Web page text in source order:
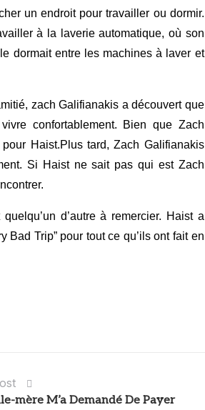
un endroit pour travailler ou dormir.
à la laverie automatique, où son
dormait entre les machines à laver et
zach Galifianakis a découvert que
confortablement. Bien que Zach
Haist.Plus tard, Zach Galifianakis
Si Haist ne sait pas qui est Zach
d’autre à remercier. Haist a
Bad Trip” pour tout ce qu’ils ont fait en
mère M’a Demandé De Payer